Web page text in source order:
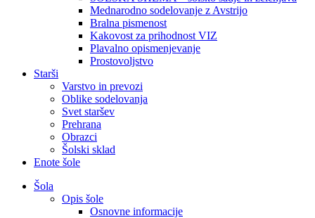
Mednarodno sodelovanje z Avstrijo
Bralna pismenost
Kakovost za prihodnost VIZ
Plavalno opismenjevanje
Prostovoljstvo
Starši
Varstvo in prevozi
Oblike sodelovanja
Svet staršev
Prehrana
Obrazci
Šolski sklad
Enote šole
Šola
Opis šole
Osnovne informacije